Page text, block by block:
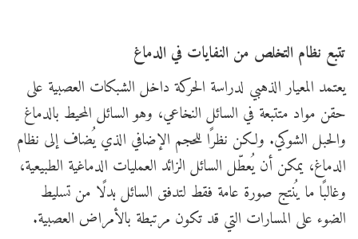
تتبع نظام التخلص من النفايات في الدماغ
يعتمد المعيار الذهبي لدراسة الحركة داخل الشبكات العصبية على
حقن مواد متتبعة في السائل النخاعي، وهو السائل المحيط بالدماغ
والحبل الشوكي. ولكن نظرًا للحجم الإضافي الذي يُضاف إلى نظام
الدماغ، يمكن أن يُعطّل السائل الزائد العمليات الدماغية الطبيعية،
وغالبًا ما يُنتج صورة عامة فقط لتدفق السائل بدلًا من تسليط
الضوء على المسارات التي قد تكون مرتبطة بالأمراض العصبية.